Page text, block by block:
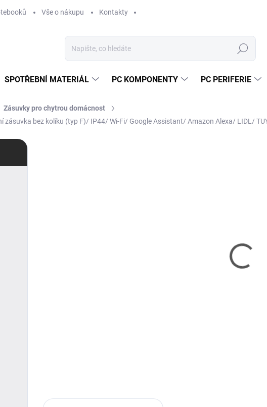
Vše o nákupu Kontakty
Hledat
SPOTŘEBNÍ MATERIÁL PC KOMPONENTY PC PERIFERIE
Zásuvky pro chytrou domácnost
zásuvka bez kolíku (typ F)/ IP44/ Wi-Fi/ Google Assistant/ Amazon Alexa/ LIDL/